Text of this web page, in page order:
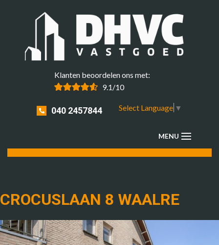
Klanten beoordelen ons met:
9.1/10
040 2457844 Select Language ▼
CROCUSLAAN 8 WAALRE